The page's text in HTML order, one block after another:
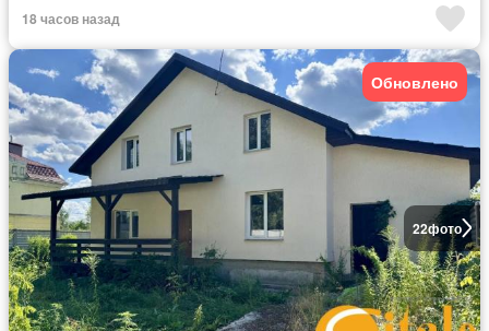
18 часов назад
22фото
Обновлено